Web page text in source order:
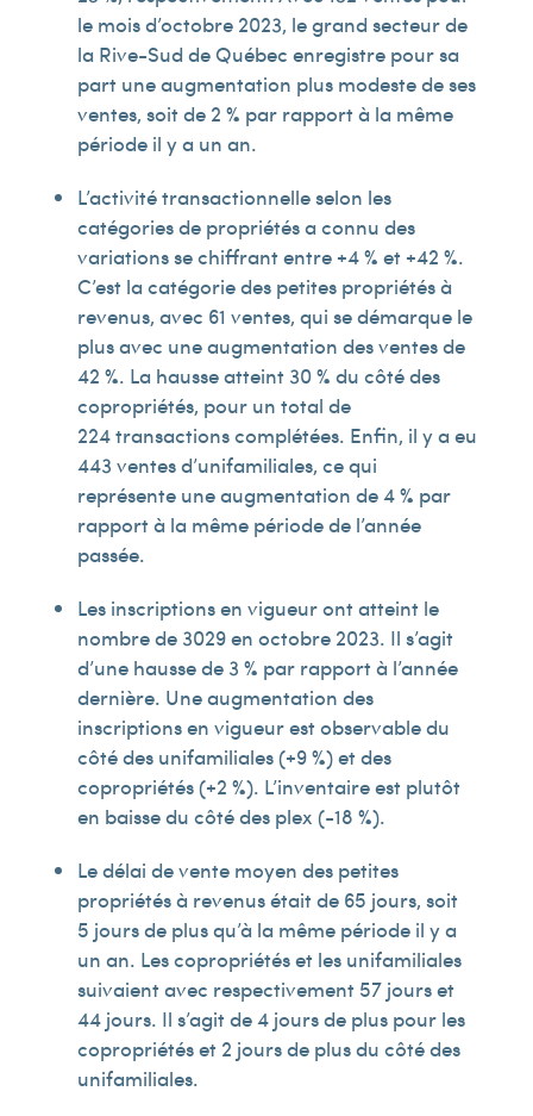
le mois d’octobre 2023, le grand secteur de
la Rive-Sud de Québec enregistre pour sa
part une augmentation plus modeste de ses
ventes, soit de 2 % par rapport à la même
période il y a un an.
L’activité transactionnelle selon les
catégories de propriétés a connu des
variations se chiffrant entre +4 % et +42 %.
C’est la catégorie des petites propriétés à
revenus, avec 61 ventes, qui se démarque le
plus avec une augmentation des ventes de
42 %. La hausse atteint 30 % du côté des
copropriétés, pour un total de
224 transactions complétées. Enfin, il y a eu
443 ventes d’unifamiliales, ce qui
représente une augmentation de 4 % par
rapport à la même période de l’année
passée.
Les inscriptions en vigueur ont atteint le
nombre de 3 029 en octobre 2023. Il s’agit
d’une hausse de 3 % par rapport à l’année
dernière. Une augmentation des
inscriptions en vigueur est observable du
côté des unifamiliales (+9 %) et des
copropriétés (+2 %). L’inventaire est plutôt
en baisse du côté des plex (-18 %).
Le délai de vente moyen des petites
propriétés à revenus était de 65 jours, soit
5 jours de plus qu’à la même période il y a
un an. Les copropriétés et les unifamiliales
suivaient avec respectivement 57 jours et
44 jours. Il s’agit de 4 jours de plus pour les
copropriétés et 2 jours de plus du côté des
unifamiliales.